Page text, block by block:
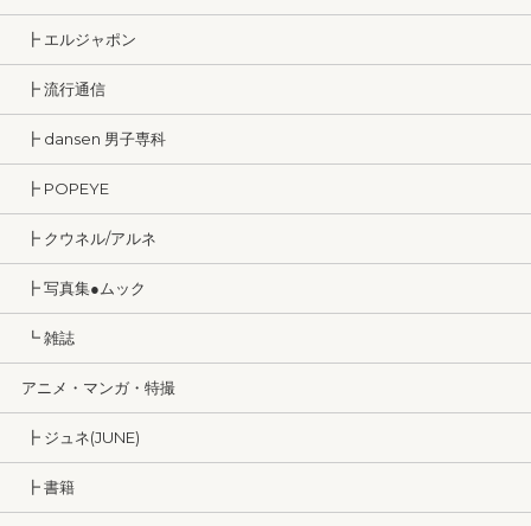
┣ エルジャポン
┣ 流行通信
┣ dansen 男子専科
┣ POPEYE
┣ クウネル/アルネ
┣ 写真集●ムック
┗ 雑誌
アニメ・マンガ・特撮
┣ ジュネ(JUNE)
┣ 書籍